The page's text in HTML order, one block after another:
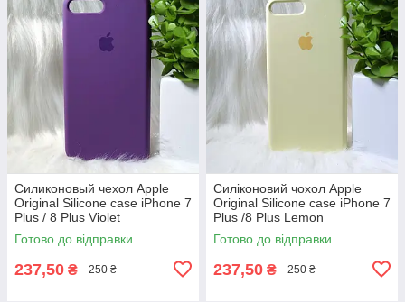
Силиконовый чехол Apple
Original Silicone case iPhone 7
Plus / 8 Plus Violet
(фиолетовый)
Готово до відправки
237,50 ₴ 250 ₴
Силіконовий чохол Apple
Original Silicone case iPhone 7
Plus /8 Plus Lemon
(лимонний)
Готово до відправки
237,50 ₴ 250 ₴